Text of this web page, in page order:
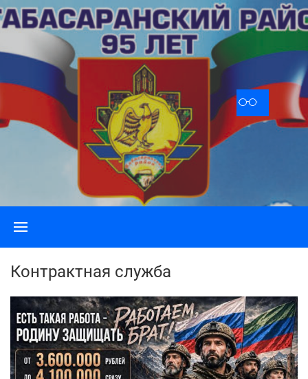
Skip
to
Контрактная служба